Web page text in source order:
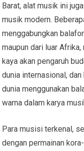
Barat, alat musik ini
musik modern.
menggabungkan
maupun dari luar
kaya akan pengaruh
dunia internasional,
dunia menggunakan
warna dalam karya
Para musisi terkenal,
dengan permainan